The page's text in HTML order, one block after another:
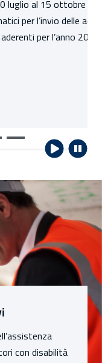
attivi i servizi
delle
con disabilità